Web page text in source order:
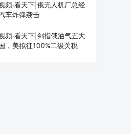
频·看天下|俄无人机厂总经
车炸弹袭击
频·看天下|剑指俄油气五大
，美拟征100%二级关税